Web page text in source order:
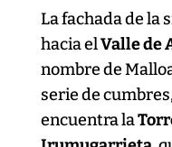
La fachada de la
hacia elValle de
nombre de
serie de
encuentra la